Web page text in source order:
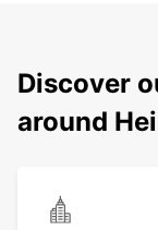
Discover
around